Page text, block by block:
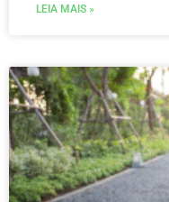
LEIA MAIS »